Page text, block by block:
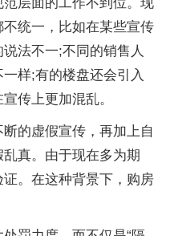
统一，比如在某些宣传
法不一;不同的销售人
样;有的楼盘还会引入
传上更加混乱。
的虚假宣传，再加上自
真。由于现在多为期
。在这种背景下，购房